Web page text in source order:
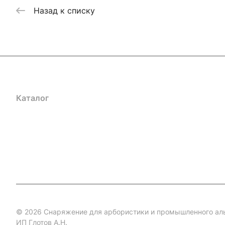
Назад к списку
Каталог
© 2026 Снаряжение для арбористики и промышленного
ИП Глотов А.Н.